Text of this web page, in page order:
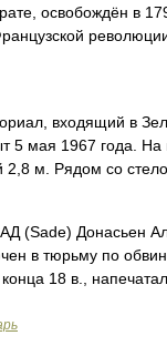
освобождён в
входящий в
5 мая 1967 года.
2,8 м. Рядом со
(Sade) Донасьен
в тюрьму по
18 в.,